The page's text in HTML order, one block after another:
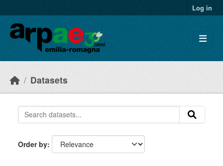
Log in
Datasets
Order by